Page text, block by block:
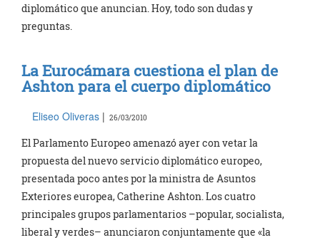
diplomático que anuncian. Hoy, todo son dudas y
preguntas.
La Eurocámara cuestiona el plan de
Ashton para el cuerpo diplomático
Eliseo Oliveras | 26/03/2010
El Parlamento Europeo amenazó ayer con vetar la
propuesta del nuevo servicio diplomático europeo,
presentada poco antes por la ministra de Asuntos
Exteriores europea, Catherine Ashton. Los cuatro
principales grupos parlamentarios –popular, socialista,
liberal y verdes– anunciaron conjuntamente que «la